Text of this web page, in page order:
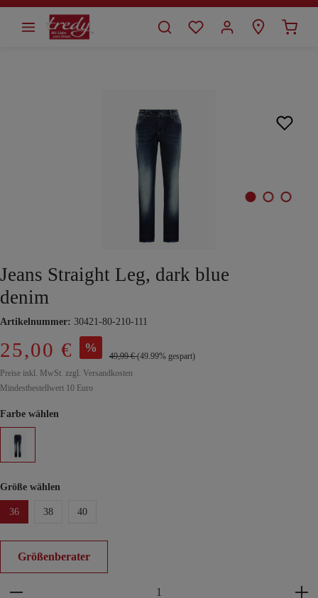
springen
Jeans Straight Leg, dark blue
denim
Artikelnummer: 30421-80-210-111
25,00 € %
49,99 €(49.99% gespart)
Preise inkl. MwSt. zzgl. Versandkosten
Mindestbestellwert 10 Euro
Farbe wählen
Größe wählen
36 38 40
Größenberater
Produkt Anzahl: Gib den gewünschten Wert ein